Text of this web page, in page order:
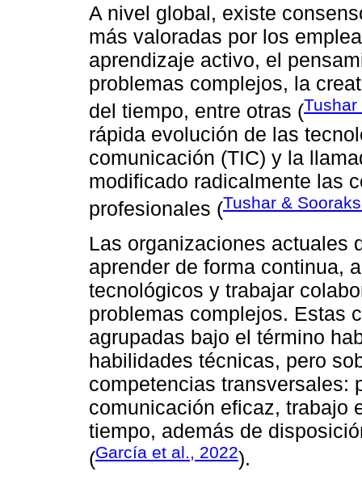
A nivel global, existe
más valoradas por los
aprendizaje activo, el
problemas complejos, la
del tiempo, entre otras (Tushar
rápida evolución de las
comunicación (TIC) y la
modificado radicalmente las
profesionales (Tushar &
Las organizaciones actuales
aprender de forma continua,
tecnológicos y trabajar
problemas complejos. Estas
agrupadas bajo el término
habilidades técnicas, pero
competencias transversales:
comunicación eficaz, trabajo
tiempo, además de
(García et al., 2022).